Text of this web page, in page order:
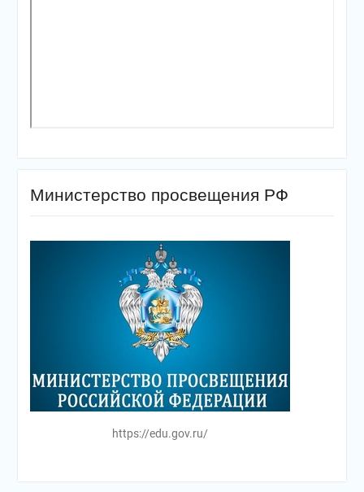
Министерство просвещения РФ
https://edu.gov.ru/